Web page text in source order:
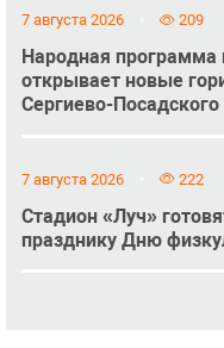
7 августа 2026 209
Народная программа
открывает новые
Сергиево-Посадского
7 августа 2026 222
Стадион «Луч»
празднику Дню